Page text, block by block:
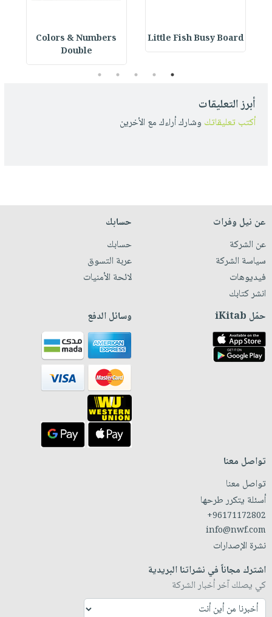
Little Fish Busy Board
Colors & Numbers
Double
1
2
3
4
5
أبرز التعليقات
أكتب تعليقاتك وشارك أراءك مع الأخرين
عن نيل وفرات
عن الشركة
سياسة الشركة
فيديوهات
انشر كتابك
حسابك
حسابك
عربة التسوق
لائحة الأمنيات
حمّل iKitab وسائل الدفع
تواصل معنا
تواصل معنا
أسئلة يتكرر طرحها
+96171172802
info@nwf.com
نشرة الإصدارات
اشترك مجاناً في نشراتنا البريدية
كي يصلك آخر أخبار الشركة